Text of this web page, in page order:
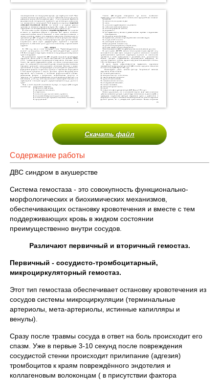
Скачать файл
Содержание работы
ДВС синдром в акушерстве
Система гемостаза - это совокупность функционально-
морфологических и биохимических механизмов,
обеспечивающих остановку кровотечения и вместе с тем
поддерживающих кровь в жидком состоянии
преимущественно внутри сосудов.
Различают первичный и вторичный гемостаз.
Первичный - сосудисто-тромбоцитарный,
микроциркуляторный гемостаз.
Этот тип гемостаза обеспечивает остановку кровотечения из
сосудов системы микроциркуляции (терминальные
артериолы, мета-артериолы, истинные капилляры и
венулы).
Сразу после травмы сосуда в ответ на боль происходит его
спазм. Уже в первые 3-10 секунд после повреждения
сосудистой стенки происходит прилипание (адгезия)
тромбоцитов к краям повреждённого эндотелия и
коллагеновым волоконцам ( в присутствии фактора